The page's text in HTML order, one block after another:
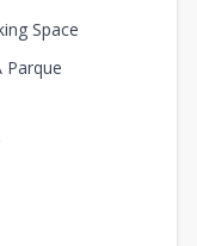
Space
Parque